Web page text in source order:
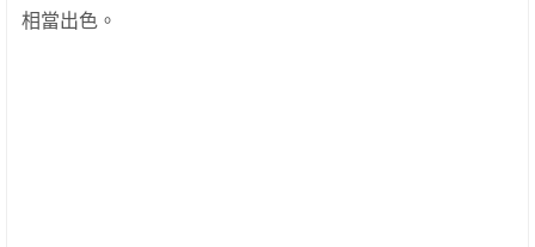
相當出色。